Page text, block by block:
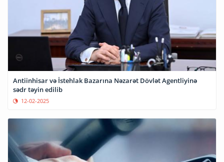
Antiinhisar və İstehlak Bazarına Nəzarət Dövlət Agentliyinə
sədr təyin edilib
12-02-2025